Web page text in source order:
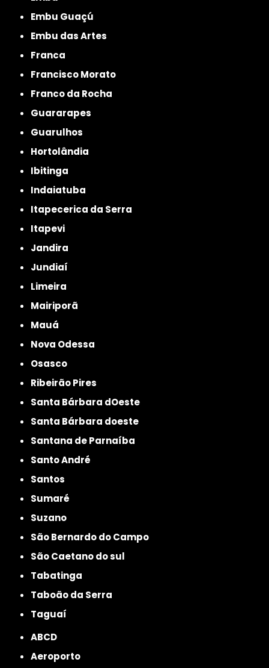
Embu Guaçú
Embu das Artes
Franca
Francisco Morato
Franco da Rocha
Guararapes
Guarulhos
Hortolândia
Ibitinga
Indaiatuba
Itapecerica da Serra
Itapevi
Jandira
Jundiaí
Limeira
Mairiporã
Mauá
Nova Odessa
Osasco
Ribeirão Pires
Santa Bárbara dOeste
Santa Bárbara doeste
Santana de Parnaíba
Santo André
Santos
Sumaré
Suzano
São Bernardo do Campo
São Caetano do sul
Tabatinga
Taboão da Serra
Taguaí
ABCD
Aeroporto